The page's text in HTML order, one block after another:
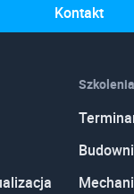
Kontakt
Szkolenia